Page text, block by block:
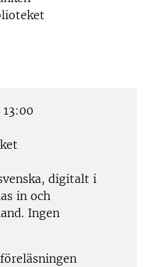
digitalt i
in och
Ingen